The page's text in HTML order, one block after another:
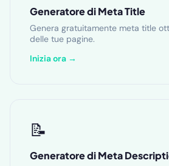
Generatore di Meta Title
Genera gratuitamente meta title
delle tue pagine.
Inizia ora →
📝
Generatore di Meta